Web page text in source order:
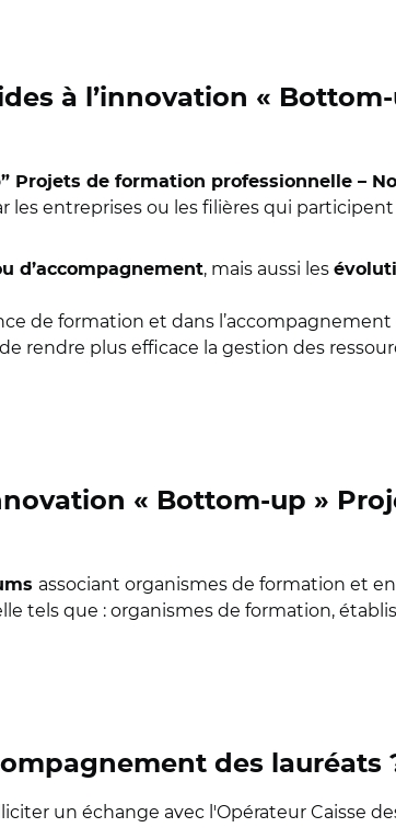
à l’innovation «
Projets de formation professionnelle –
entreprises ou les filières qui
d’accompagnement, mais aussi les
de formation et dans
rendre plus efficace la gestion des
« Bottom-up »
associant organismes de formation et
tels que : organismes de formation,
des lauréats
un échange avec l'Opérateur Caisse